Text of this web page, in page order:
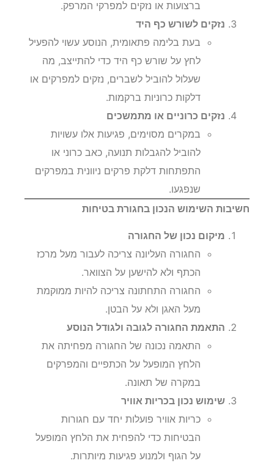
ברצועות או נזקים למפרקי המרפק.
נזקים לשורש כף היד
בעת בלימה פתאומית, הנוסע עשוי להפעיל
לחץ על שורש כף היד כדי להתייצב, מה
שעלול להוביל לשברים, נזקים למפרקים או
דלקות כרוניות ברקמות.
נזקים כרוניים או מתמשכים
במקרים מסוימים, פגיעות אלו עשויות
להוביל להגבלות תנועה, כאב כרוני או
התפתחות דלקת פרקים ניוונית במפרקים
שנפגעו.
חשיבות השימוש הנכון בחגורת בטיחות
מיקום נכון של החגורה
החגורה העליונה צריכה לעבור מעל מרכז
הכתף ולא להישען על הצוואר.
החגורה התחתונה צריכה להיות ממוקמת
מעל האגן ולא על הבטן.
התאמת החגורה לגובה ולגודל הנוסע
התאמה נכונה של החגורה מפחיתה את
הלחץ המופעל על הכתפיים והמפרקים
במקרה של תאונה.
שימוש נכון בכריות אוויר
כריות אוויר פועלות יחד עם חגורות
הבטיחות כדי להפחית את הלחץ המופעל
על הגוף ולמנוע פגיעות מיותרות.